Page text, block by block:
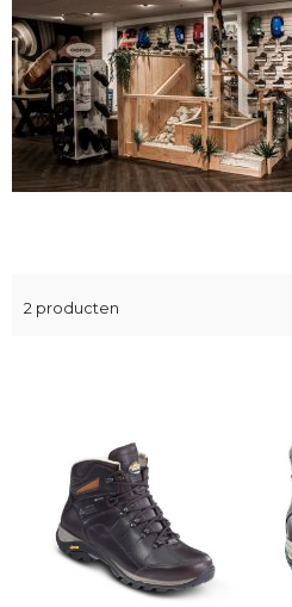
2 producten